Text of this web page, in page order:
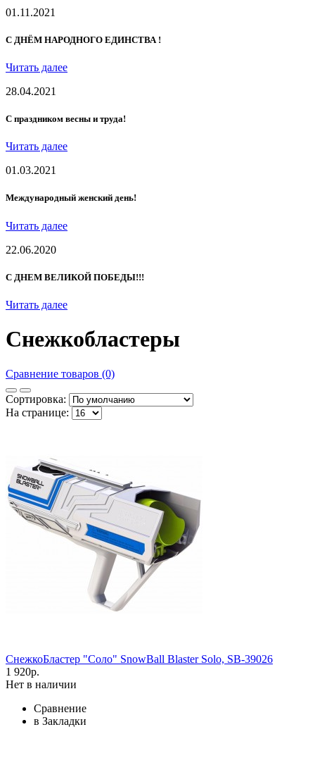
01.11.2021
С ДНЁМ НАРОДНОГО ЕДИНСТВА !
Читать далее
28.04.2021
С праздником весны и труда!
Читать далее
01.03.2021
Международный женский день!
Читать далее
22.06.2020
С ДНЕМ ВЕЛИКОЙ ПОБЕДЫ!!!
Читать далее
Снежкобластеры
Сравнение товаров (0)
Сортировка:
На странице:
СнежкоБластер "Соло" SnowBall Blaster Solo, SB-39026
1 920р.
Нет в наличии
Сравнение
в Закладки